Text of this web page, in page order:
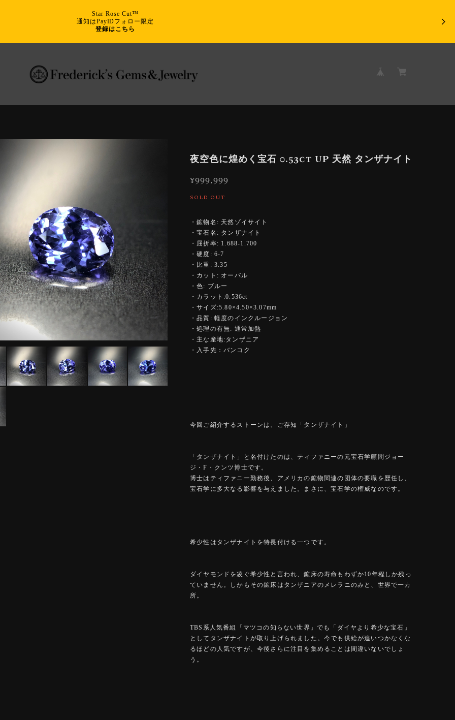
Star Rose Cut™
通知はPayIDフォロー限定
登録はこちら
夜空色に煌めく宝石 0.53ct UP 天然 タンザナイト
¥999,999
SOLD OUT
・鉱物名: 天然ゾイサイト
・宝石名: タンザナイト
・屈折率: 1.688-1.700
・硬度: 6-7
・比重: 3.35
・カット: オーバル
・色: ブルー
・カラット:0.536ct
・サイズ:5.80×4.50×3.07mm
・品質: 軽度のインクルージョン
・処理の有無: 通常加熱
・主な産地:タンザニア
・入手先：バンコク
今回ご紹介するストーンは、ご存知「タンザナイト」
「タンザナイト」と名付けたのは、ティファニーの元宝石学顧問ジョー
ジ・F・クンツ博士です。
博士はティファニー勤務後、アメリカの鉱物関連の団体の要職を歴任し、
宝石学に多大なる影響を与えました。まさに、宝石学の権威なのです。
希少性はタンザナイトを特長付ける一つです。
ダイヤモンドを凌ぐ希少性と言われ、鉱床の寿命もわずか10年程しか残っ
ていません。しかもその鉱床はタンザニアのメレラニのみと、世界で一カ
所。
TBS系人気番組「マツコの知らない世界」でも「ダイヤより希少な宝石」
としてタンザナイトが取り上げられました。今でも供給が追いつかなくな
るほどの人気ですが、今後さらに注目を集めることは間違いないでしょ
う。